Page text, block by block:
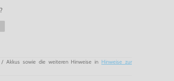
Akkus sowie die weiteren Hinweise in Hinweise zur